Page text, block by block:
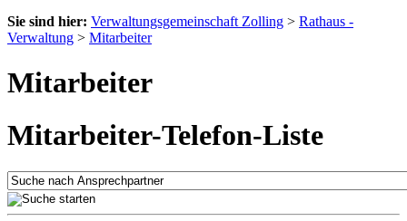
Sie sind hier: Verwaltungsgemeinschaft Zolling > Rathaus -
Verwaltung > Mitarbeiter
Mitarbeiter
Mitarbeiter-Telefon-Liste